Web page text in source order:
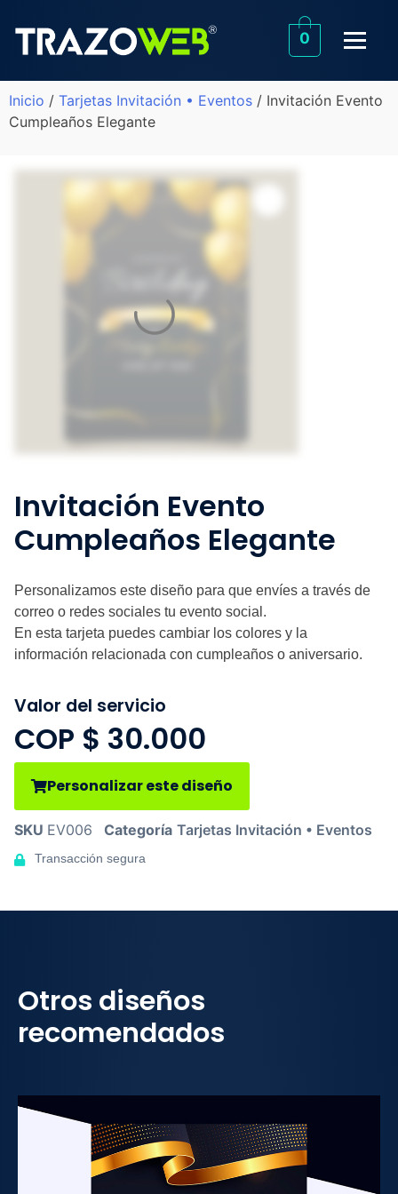
0
Inicio / Tarjetas Invitación • Eventos / Invitación Evento
Cumpleaños Elegante
Invitación Evento
Cumpleaños Elegante
Personalizamos este diseño para que envíes a través de
correo o redes sociales tu evento social.
En esta tarjeta puedes cambiar los colores y la
información relacionada con cumpleaños o aniversario.
Valor del servicio
COP $ 30.000
Personalizar este diseño
SKU EV006 Categoría Tarjetas Invitación • Eventos
Transacción segura
Otros diseños
recomendados